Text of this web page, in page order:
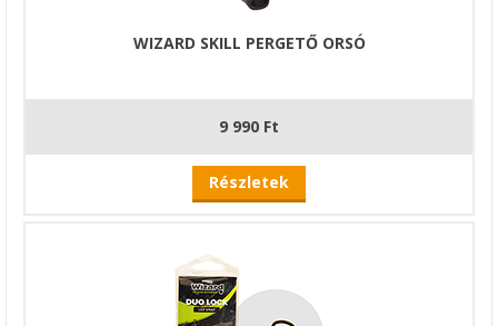
WIZARD SKILL PERGETŐ ORSÓ
9 990 Ft
Részletek